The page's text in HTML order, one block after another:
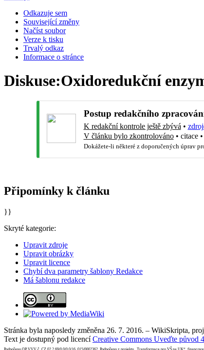
Odkazuje sem
Související změny
Načíst soubor
Verze k tisku
Trvalý odkaz
Informace o stránce
Diskuse:Oxidoredukční
Postup redakčního
K redakční kontrole ještě zbývá •
V článku bylo zkontrolováno• citace•
Dokážete-li některé z doporučených úprav
Připomínky k článku
}}
Skryté kategorie:
Upravit zdroje
Upravit obrázky
Upravit licence
Chybí dva parametry šablony Redakce
Má šablonu redakce
Stránka byla naposledy změněna 26. 7. 2016. – WikiSkripta,
Text je dostupný pod licencíCreative Commons Uveďte původ
Podpořeno OP VVV č. CZ.02.2.69/0.0/0.0/16_015/0002362. Podpořeno z projektu „Transformace pro VŠ na UK“,